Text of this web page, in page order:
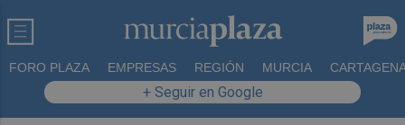
FORO PLAZA EMPRESAS REGIÓN MURCIA
+ Seguir en Google